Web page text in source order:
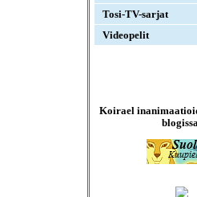
Tosi-TV-sarjat
Videopelit
Koirael